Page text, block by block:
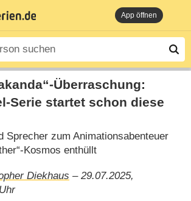
App öffnen
Überraschung:
Serie startet schon diese
Sprecher zum Animationsabenteuer
Kosmos enthüllt
Diekhaus – 29.07.2025,